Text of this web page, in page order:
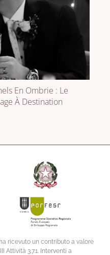
En Ombrie : Le
À Destination
ha ricevuto un contributo a valore
Attività 3.7.1. Interventi a